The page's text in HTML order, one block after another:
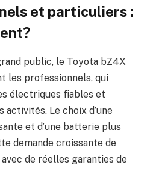
et particuliers :
public, le Toyota bZ4X
les professionnels, qui
électriques fiables et
Le choix d’une
et d’une batterie plus
demande croissante de
de réelles garanties de